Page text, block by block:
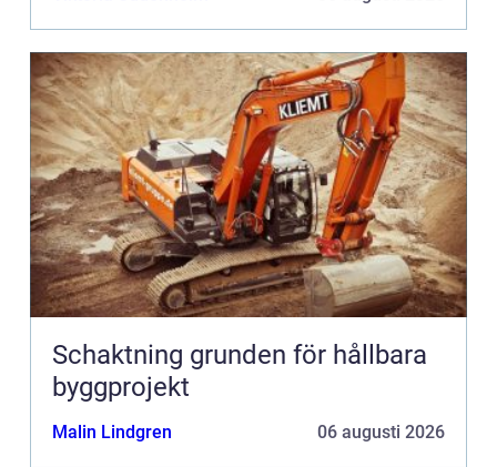
Schaktning grunden för hållbara
byggprojekt
Malin Lindgren 06 augusti 2026